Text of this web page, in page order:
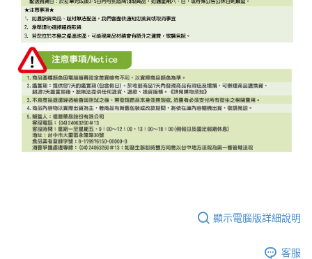
顯示電腦版詳細說明
客服